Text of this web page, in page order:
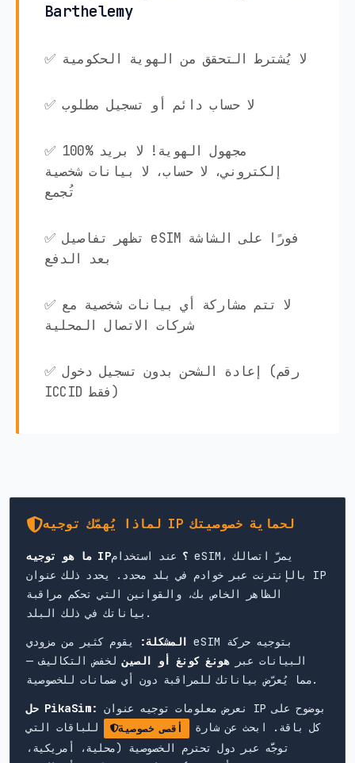
Barthelemy
✅ لا يُشترط التحقق من الهوية الحكومية
✅ لا حساب دائم أو تسجيل مطلوب
✅ 100% مجهول الهوية! لا بريد
إلكتروني، لا حساب، لا بيانات شخصية
تُجمع
✅ تظهر تفاصيل eSIM فورًا على الشاشة
بعد الدفع
✅ لا تتم مشاركة أي بيانات شخصية مع
شركات الاتصال المحلية
✅ إعادة الشحن بدون تسجيل دخول (رقم
ICCID فقط)
لماذا يُهمّك توجيه IP لحماية خصوصيتك
ما هو توجيه IP؟ عند استخدام eSIM، يمرّ اتصالك
بالإنترنت عبر خوادم في بلد محدد. يحدد ذلك عنوان IP
الظاهر الخاص بك، والقوانين التي تحكم مراقبة
بياناتك في ذلك البلد.
المشكلة:
يقوم كثير من مزودي eSIM بتوجيه حركة
البيانات عبرهونغ كونغ أو الصينلخفض التكاليف —
مما يُعرّض بياناتك للمراقبة دون أي ضمانات للخصوصية.
حل PikaSim:
كل باقة. ابحث عن شارة
أقصى خصوصية
للباقات التي
توجَّه عبر دول تحترم الخصوصية (محلية، أمريكية،